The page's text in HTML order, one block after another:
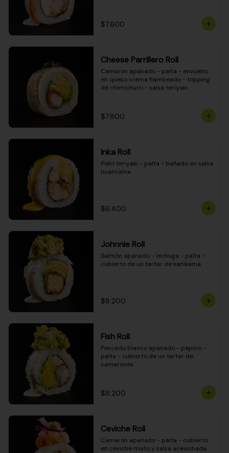
$7.600
Cheese Parrillero Roll
Camarón apanado - palta - envuelto
en queso crema flambeado - topping
de chimichurri - salsa teriyaki
$7.800
Inka Roll
Pollo teriyaki - palta - bañado en salsa
huancaína
$6.400
Johnnie Roll
Salmón apanado - lechuga - palta -
cubierto de un tartar de kanikama
$8.200
Fish Roll
Pescado blanco apanado - pepino -
palta - cubierto de un tartar de
camarones
$8.200
Ceviche Roll
Camarón apanado - palta - cubierto
en ceviche mixto y salsa acevichada